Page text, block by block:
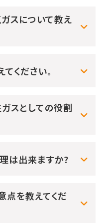
スについて教え
ください。
スとしての役割
は出来ますか?
点を教えてくだ